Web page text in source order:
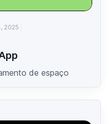
2025
de espaço